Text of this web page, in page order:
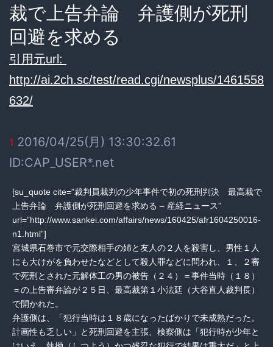
裁で上告弁論 弁護側が死刑
回避を求める
引用元url:
http://ai.2ch.sc/test/read.cgi/newsplus/1461558
632/
1 2016/04/25(月) 13:30:32.61
ID:CAP_USER*.net
[su_quote cite=”裁判員裁判の少年事件で初の死刑判決 最高裁で
上告弁論 弁護側が死刑回避を求める – 産経ニュース”
url=”http://www.sankei.com/affairs/news/160425/afr1604250016-
n1.html”]
宮城県石巻市で元交際相手の姉と友人の２人を殺害し、男性１人
にも大けがを負わせたなどとして殺人罪などに問われ、１、２審
で死刑とされた元解体工の男の被告（２４）＝事件当時（１８）
＝の上告審弁論が２５日、最高裁第１小法廷（大谷直人裁判長）
で開かれた。
弁護側は、「犯行当時は１８歳になったばかりで未成熟だった。
計画性も乏しい」と死刑回避を主張、検察側は「犯行時が少年と